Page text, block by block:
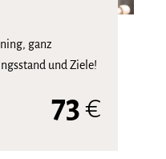
ganz
und Ziele!
73€